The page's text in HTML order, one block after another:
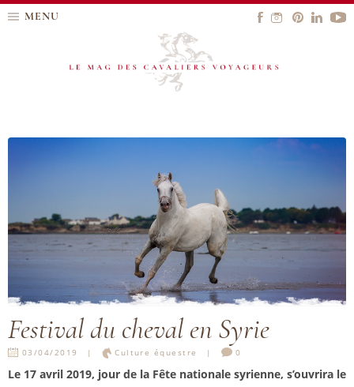
MENU
Festival du cheval en Syrie
03/04/2019 Culture équestre 0
Le 17 avril 2019, jour de la Fête nationale syrienne, s’ouvrira le